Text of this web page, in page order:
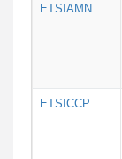
ETSIAMN
ETSICCP